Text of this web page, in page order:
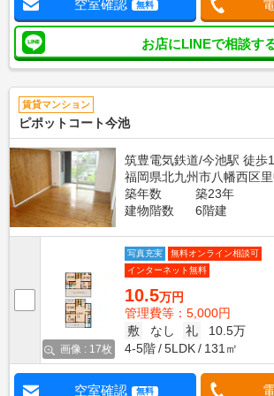
空室確認 無料
お店にLINEで相談す
賃貸マンション
ピポットコート今池
筑豊電気鉄道/今池駅 徒歩
福岡県北九州市八幡西区
築年数
築23年
建物階数
6階建
画像 : 17枚
写真充実
無料オンライン相談可
インターネット無料
10.5万円
管理費等：5,000円
敷
なし 礼
10.5万
4-5階
5LDK 131㎡
空室確認 無料